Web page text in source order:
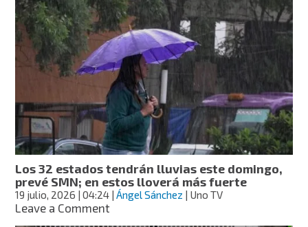
lluvias
y
más
calor:
la
canícula
ya
afecta
algunas
regiones
de
México
Los 32 estados tendrán lluvias este domingo,
prevé SMN; en estos lloverá más fuerte
19 julio, 2026 | 04:24 |Ángel Sánchez | Uno TV
Leave a Commenton